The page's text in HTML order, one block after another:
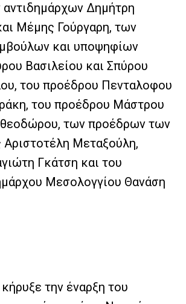
Δημήτρη
Μέμης Γούργαρη, των
και υποψηφίων
Βασιλείου και Σπύρου
του προέδρου Πενταλοφου
του προέδρου Μάστρου
των προέδρων των
Μεταξούλη,
Γκάτση και του
Μεσολογγίου Θανάση
την έναρξη του